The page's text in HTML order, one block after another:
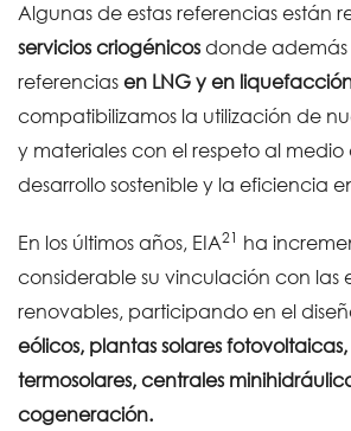
Algunas de estas referencias están
servicios criogénicos donde además
referencias en LNG y en
compatibilizamos la utilización de
y materiales con el respeto al
desarrollo sostenible y la eficiencia
En los últimos años, EIA21 ha
considerable su vinculación con las
renovables, participando en el
eólicos, plantas solares
termosolares, centrales
cogeneración.